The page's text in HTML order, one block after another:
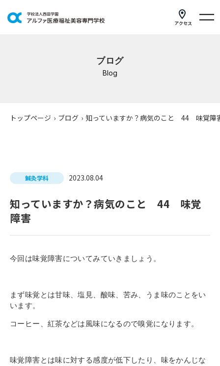
アクセス
研修・講座
公共職業訓練
よくあるご質問
卒業生の皆さまへ
新着情報
コラム
ブログ
Blog
トップページ › ブログ › 知っていますか？病気のこと 44 味覚障
鍼灸学科 2023.08.04
知っていますか？病気のこと 44 味覚
障害
今回は味覚障害についてみていきましょう。
まず味覚とは甘味、塩見、酸味、苦み、うま味のことをい
います。
コーヒー、紅茶などは風味になるので嗅覚になります。
味覚障害とは味に対する感度が低下したり、味をかんじな